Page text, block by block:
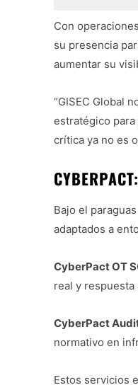
Con
su presencia
aumentar su
“GISEC Global
estratégico
crítica ya no es
Bajo el
adaptados a
CyberPact OT
real y respuesta
CyberPact
normativo en
Estos servicios